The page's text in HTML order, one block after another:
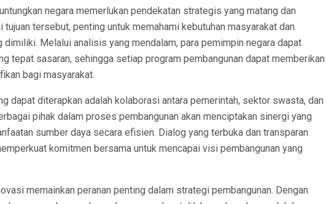
negara memerlukan pendekatan strategis yang matang dan
tujuan tersebut, penting untuk memahami kebutuhan masyarakat dan
Melalui analisis yang mendalam, para pemimpin negara dapat
tepat sasaran, sehingga setiap program pembangunan dapat memberikan
bagi masyarakat.
dapat diterapkan adalah kolaborasi antara pemerintah, sektor swasta, dan
pihak dalam proses pembangunan akan menciptakan sinergi yang
sumber daya secara efisien. Dialog yang terbuka dan transparan
komitmen bersama untuk mencapai visi pembangunan yang
memainkan peranan penting dalam strategi pembangunan. Dengan